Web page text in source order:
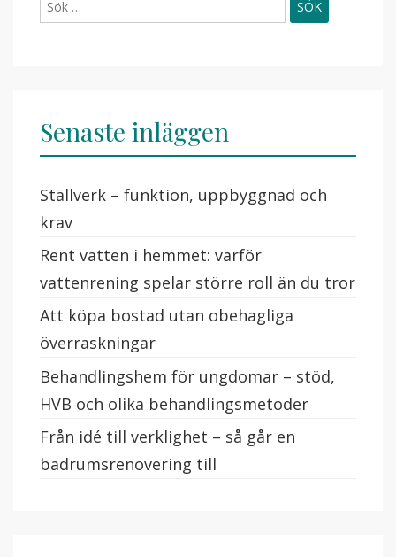
efter:
Senaste inläggen
Ställverk – funktion, uppbyggnad och
krav
Rent vatten i hemmet: varför
vattenrening spelar större roll än du tror
Att köpa bostad utan obehagliga
överraskningar
Behandlingshem för ungdomar – stöd,
HVB och olika behandlingsmetoder
Från idé till verklighet – så går en
badrumsrenovering till